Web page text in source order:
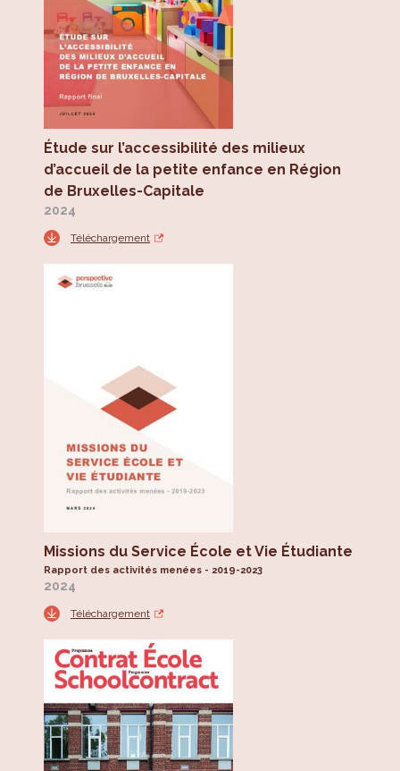
Étude sur l’accessibilité des milieux
d’accueil de la petite enfance en Région
de Bruxelles-Capitale
2024
Téléchargement
Missions du Service École et Vie Étudiante
Rapport des activités menées - 2019-2023
2024
Téléchargement